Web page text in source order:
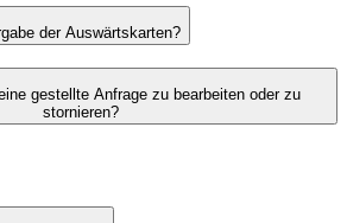
der Auswärtskarten?
gestellte Anfrage zu bearbeiten oder zu
stornieren?